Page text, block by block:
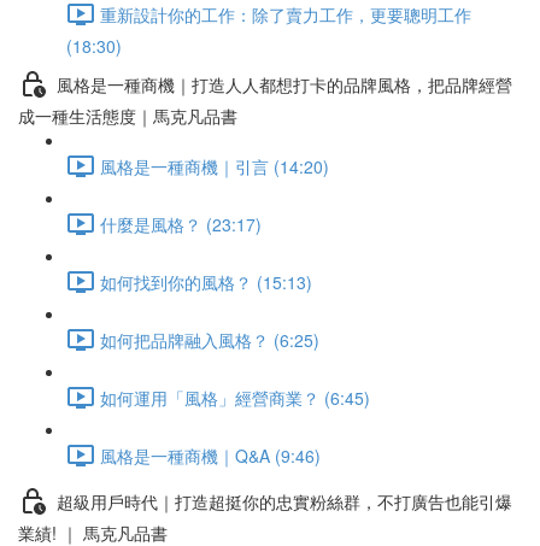
重新設計你的工作：除了賣力工作，更要聰明工作
(18:30)
風格是一種商機｜打造人人都想打卡的品牌風格，把品牌經營
成一種生活態度｜馬克凡品書
風格是一種商機｜引言 (14:20)
什麼是風格？ (23:17)
如何找到你的風格？ (15:13)
如何把品牌融入風格？ (6:25)
如何運用「風格」經營商業？ (6:45)
風格是一種商機｜Q&A (9:46)
超級用戶時代｜打造超挺你的忠實粉絲群，不打廣告也能引爆
業績! ｜ 馬克凡品書